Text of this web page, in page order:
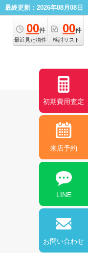
最終更新：2026年08月08日
00件
最近見た物件
00件
検討リスト
初期費用査定
来店予約
LINE
お問い合わせ